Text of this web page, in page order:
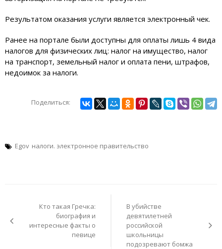
Результатом оказания услуги является электронный чек.
Ранее на портале были доступны для оплаты лишь 4 вида
налогов для физических лиц: налог на имущество, налог
на транспорт, земельный налог и оплата пени, штрафов,
недоимок за налоги.
Поделиться:
Egov налоги. электронное правительство
Кто такая Гречка:
биография и
интересные факты о
певице
В убийстве
девятилетней
российской
школьницы
подозревают бомжа